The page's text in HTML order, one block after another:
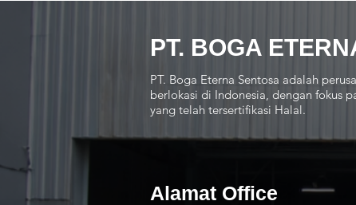
PT. BOGA
PT. Boga Eterna Sentosa adalah
berlokasi di Indonesia, dengan fokus
yang telah tersertifikasi Halal.
Alamat Office